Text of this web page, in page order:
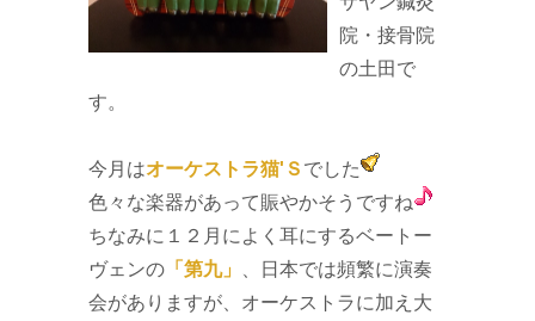
院・接骨院
の土田で
す。
今月はオーケストラ猫'Ｓ でした
色々な楽器があって賑やかそうですね
ちなみに１２月によく耳にするベートー
ヴェンの 「第九」
、日本では頻繁に演奏
会がありますが、オーケストラに加え大